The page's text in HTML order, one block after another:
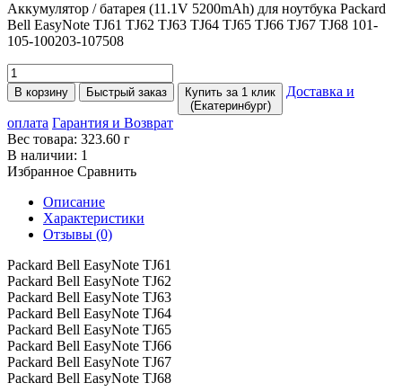
Аккумулятор / батарея (11.1V 5200mAh) для ноутбука Packard
Bell EasyNote TJ61 TJ62 TJ63 TJ64 TJ65 TJ66 TJ67 TJ68 101-
105-100203-107508
В корзину Быстрый заказ
Купить за 1 клик
(Екатеринбург)
Доставка и
оплата Гарантия и Возврат
Вес товара: 323.60 г
В наличии: 1
Избранное Сравнить
Описание
Характеристики
Отзывы (0)
Packard Bell EasyNote TJ61
Packard Bell EasyNote TJ62
Packard Bell EasyNote TJ63
Packard Bell EasyNote TJ64
Packard Bell EasyNote TJ65
Packard Bell EasyNote TJ66
Packard Bell EasyNote TJ67
Packard Bell EasyNote TJ68